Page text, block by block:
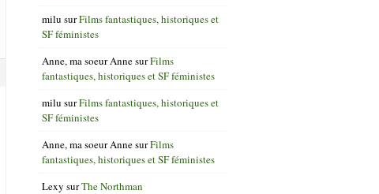
milu surFilms fantastiques, historiques et
SF féministes
Anne, ma soeur AnnesurFilms
fantastiques, historiques et SF féministes
milu surFilms fantastiques, historiques et
SF féministes
Anne, ma soeur AnnesurFilms
fantastiques, historiques et SF féministes
Lexy surThe Northman